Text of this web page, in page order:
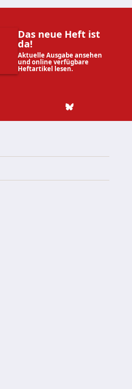
Das neue Heft ist
da!
Aktuelle Ausgabe ansehen
und online verfügbare
Heftartikel lesen.